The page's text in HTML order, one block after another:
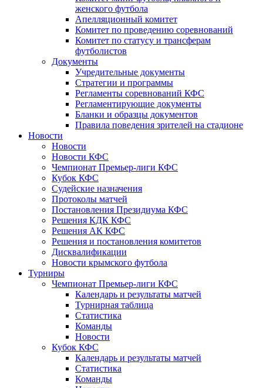
женского футбола
Апелляционный комитет
Комитет по проведению соревнований
Комитет по статусу и трансферам
футболистов
Документы
Учредительные документы
Стратегии и программы
Регламенты соревнований КФС
Регламентирующие документы
Бланки и образцы документов
Правила поведения зрителей на стадионе
Новости
Новости
Новости КФС
Чемпионат Премьер-лиги КФС
Кубок КФС
Судейские назначения
Протоколы матчей
Постановления Президиума КФС
Решения КДК КФС
Решения АК КФС
Решения и постановления комитетов
Дисквалификации
Новости крымского футбола
Турниры
Чемпионат Премьер-лиги КФС
Календарь и результаты матчей
Турнирная таблица
Статистика
Команды
Новости
Кубок КФС
Календарь и результаты матчей
Статистика
Команды